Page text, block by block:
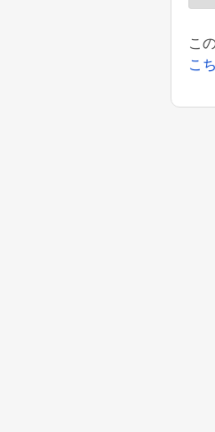
こ
こ